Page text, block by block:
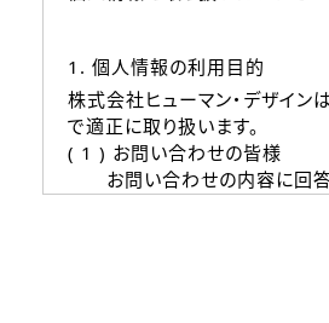
1. 個人情報の利用目的
株式会社ヒューマン・デザイ
で適正に取り扱います。
( 1 ) お問い合わせの皆様
お問い合わせの内容に回答
本登録に関するご連絡およ